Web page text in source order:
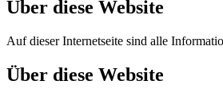
Über diese Website
Auf dieser Internetseite sind alle
Über diese Website